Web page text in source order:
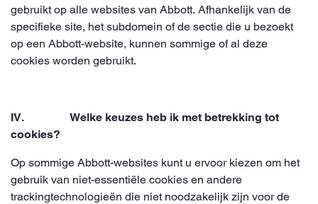
gebruikt op alle websites van Abbott. Afhankelijk van de
specifieke site, het subdomein of de sectie die u bezoekt
op een Abbott-website, kunnen sommige of al deze
cookies worden gebruikt.
IV. Welke keuzes heb ik met betrekking tot
cookies?
Op sommige Abbott-websites kunt u ervoor kiezen om het
gebruik van niet-essentiële cookies en andere
trackingtechnologieën die niet noodzakelijk zijn voor de